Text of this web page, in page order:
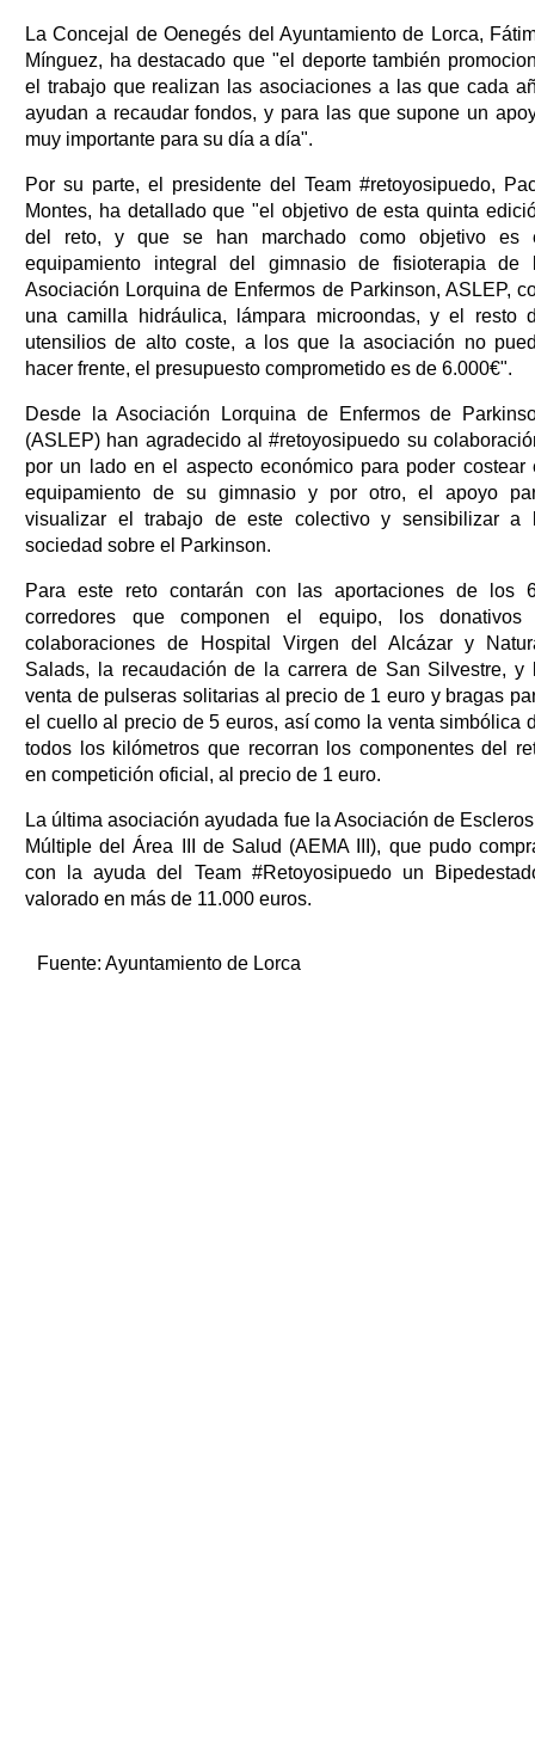
La Concejal de Oenegés del Ayuntamiento de Lorca,
Mínguez, ha destacado que "el deporte también
el trabajo que realizan las asociaciones a las que cada
ayudan a recaudar fondos, y para las que supone un
muy importante para su día a día".
Por su parte, el presidente del Team #retoyosipuedo,
Montes, ha detallado que "el objetivo de esta quinta
del reto, y que se han marchado como objetivo es
equipamiento integral del gimnasio de fisioterapia de
Asociación Lorquina de Enfermos de Parkinson, ASLEP,
una camilla hidráulica, lámpara microondas, y el resto
utensilios de alto coste, a los que la asociación no
hacer frente, el presupuesto comprometido es de 6.000€".
Desde la Asociación Lorquina de Enfermos de
(ASLEP) han agradecido al #retoyosipuedo su
por un lado en el aspecto económico para poder costear
equipamiento de su gimnasio y por otro, el apoyo
visualizar el trabajo de este colectivo y sensibilizar a
sociedad sobre el Parkinson.
Para este reto contarán con las aportaciones de los
corredores que componen el equipo, los donativos
colaboraciones de Hospital Virgen del Alcázar y
Salads, la recaudación de la carrera de San Silvestre, y
venta de pulseras solitarias al precio de 1 euro y bragas
el cuello al precio de 5 euros, así como la venta simbólica
todos los kilómetros que recorran los componentes del
en competición oficial, al precio de 1 euro.
La última asociación ayudada fue la Asociación de
Múltiple del Área III de Salud (AEMA III), que pudo
con la ayuda del Team #Retoyosipuedo un
valorado en más de 11.000 euros.
Fuente: Ayuntamiento de Lorca